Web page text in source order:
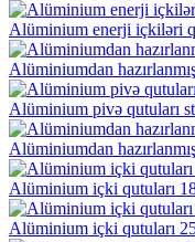
Alüminium enerji içkiləri
Alüminiumdan
Alüminium pivə qutuları
Alüminiumdan
Alüminium içki qutuları
Alüminium içki qutuları